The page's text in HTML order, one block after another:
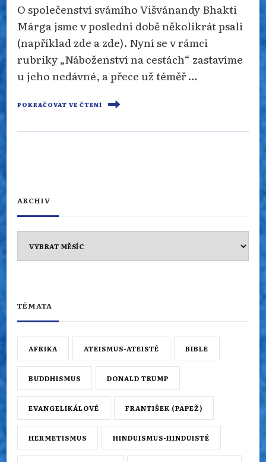
O společenství svámího Višvánandy Bhakti
Márga jsme v poslední době několikrát psali
(například zde a zde). Nyní se v rámci
rubriky „Náboženství na cestách“ zastavíme
u jeho nedávné, a přece už téměř …
POKRAČOVAT VE ČTENÍ
ARCHIV
TÉMATA
AFRIKA ATEISMUS-ATEISTÉ BIBLE
BUDDHISMUS DONALD TRUMP
EVANGELIKÁLOVÉ FRANTIŠEK (PAPEŽ)
HERMETISMUS HINDUISMUS-HINDUISTÉ